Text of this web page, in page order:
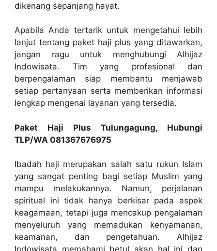
dikenang sepanjang hayat.
Apabila Anda tertarik untuk mengetahui lebih
lanjut tentang paket haji plus yang ditawarkan,
jangan ragu untuk menghubungi Alhijaz
Indowisata. Tim yang profesional dan
berpengalaman siap membantu menjawab
setiap pertanyaan serta memberikan informasi
lengkap mengenai layanan yang tersedia.
Paket Haji Plus Tulungagung, Hubungi
TLP/WA 081367676975
Ibadah haji merupakan salah satu rukun Islam
yang sangat penting bagi setiap Muslim yang
mampu melakukannya. Namun, perjalanan
spiritual ini tidak hanya berkisar pada aspek
keagamaan, tetapi juga mencakup pengalaman
menyeluruh yang memadukan kenyamanan,
keamanan, dan pengetahuan. Alhijaz